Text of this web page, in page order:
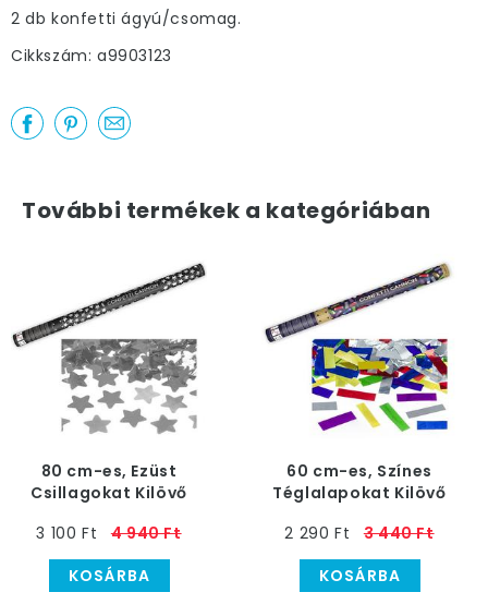
2 db konfetti ágyú/csomag.
Cikkszám: a9903123
További termékek a kategóriában
80 cm-es, Ezüst
Csillagokat Kilövő
3 100 Ft
4 940 Ft
KOSÁRBA
60 cm-es, Színes
Téglalapokat Kilövő
2 290 Ft
3 440 Ft
KOSÁRBA